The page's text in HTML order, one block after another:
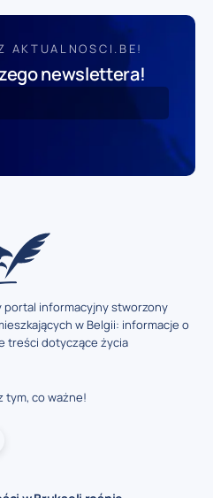
AKTUALNOSCI.BE!
newslettera!
portal informacyjny stworzony
w Belgii: informacje o
treści dotyczące życia
tym, co ważne!